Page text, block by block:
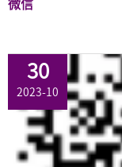
微信
30
2023-10